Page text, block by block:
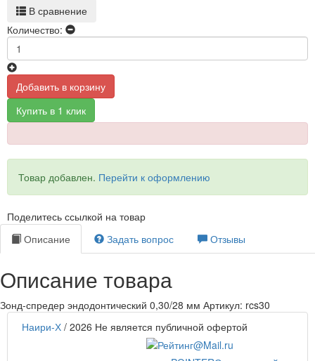
В сравнение
Количество:
Добавить в корзину
Купить в 1 клик
Товар добавлен. Перейти к оформлению
Поделитесь ссылкой на товар
Описание
Задать вопрос Отзывы
Описание товара
Зонд-спредер эндодонтический 0,30/28 мм Артикул: rcs30
Наири-Х / 2026 Не является публичной офертой